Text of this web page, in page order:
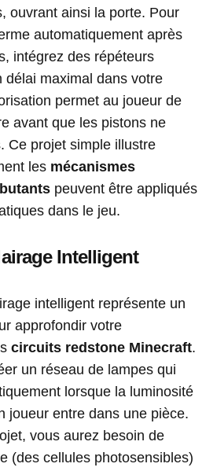
ouvrant ainsi la porte. Pour
automatiquement après
intégrez des répéteurs
délai maximal dans votre
permet au joueur de
avant que les pistons ne
Ce projet simple illustre
les mécanismes
peuvent être appliqués
dans le jeu.
Intelligent
intelligent représente un
approfondir votre
circuits redstone Minecraft.
un réseau de lampes qui
lorsque la luminosité
joueur entre dans une pièce.
vous aurez besoin de
(des cellules photosensibles)